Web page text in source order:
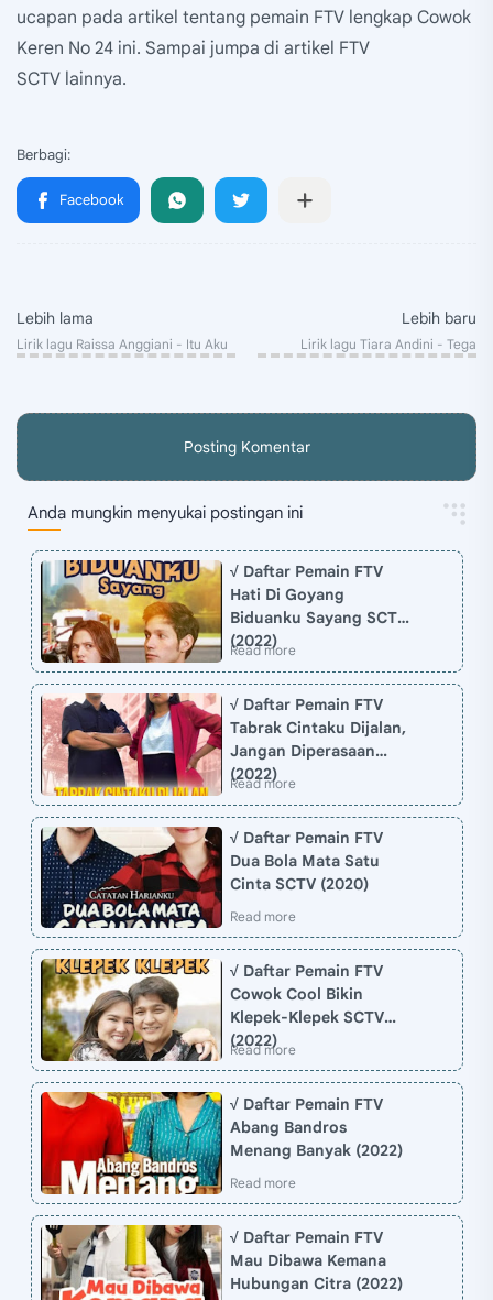
ucapan pada artikel tentang pemain FTV lengkap Cowok
Keren No 24 ini. Sampai jumpa di artikel FTV
SCTV lainnya.
Posting Komentar
Anda mungkin menyukai postingan ini
√ Daftar Pemain FTV
Hati Di Goyang
Biduanku Sayang SCTV
(2022)
√ Daftar Pemain FTV
Tabrak Cintaku Dijalan,
Jangan Diperasaan
(2022)
√ Daftar Pemain FTV
Dua Bola Mata Satu
Cinta SCTV (2020)
√ Daftar Pemain FTV
Cowok Cool Bikin
Klepek-Klepek SCTV
(2022)
√ Daftar Pemain FTV
Abang Bandros
Menang Banyak (2022)
√ Daftar Pemain FTV
Mau Dibawa Kemana
Hubungan Citra (2022)